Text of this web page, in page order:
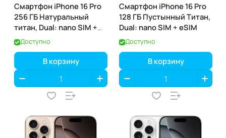
Смартфон iPhone 16 Pro
256 ГБ Натуральный
титан, Dual: nano SIM +
eSIM
Доступно
В корзину
Смартфон iPhone 16 Pro
128 ГБ Пустынный Титан,
Dual: nano SIM + eSIM
Доступно
В корзину